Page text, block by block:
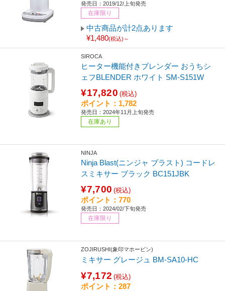
発売日：2019/12/上旬発売
在庫限り
中古商品が計2点あります
¥1,480(税込)～
SIROCA
ヒーター機能付きブレンダー おうちシ
ェフBLENDER ホワイト SM-S151W
¥17,820 (税込)
ポイント：1,782
発売日：2024年11月上旬発売
在庫あり
NINJA
Ninja Blast(ニンジャ ブラスト) コードレ
スミキサー ブラック BC151JBK
¥7,700 (税込)
ポイント：770
発売日：2024/02/下旬発売
在庫限り
ZOJIRUSHI(象印マホービン)
ミキサー グレージュ BM-SA10-HC
¥7,172 (税込)
ポイント：287